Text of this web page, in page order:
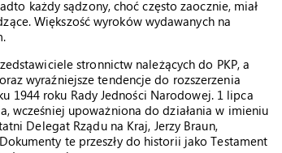
każdy sądzony, choć często zaocznie, miał
Większość wyroków wydawanych na
stronnictw należących do PKP, a
wyraźniejsze tendencje do rozszerzenia
1944 roku Rady Jedności Narodowej. 1 lipca
wcześniej upoważniona do działania w imieniu
Delegat Rządu na Kraj, Jerzy Braun,
te przeszły do historii jako Testament